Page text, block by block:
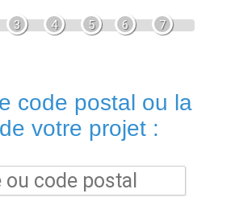
3 4 5 6 7
code postal ou la
votre projet :